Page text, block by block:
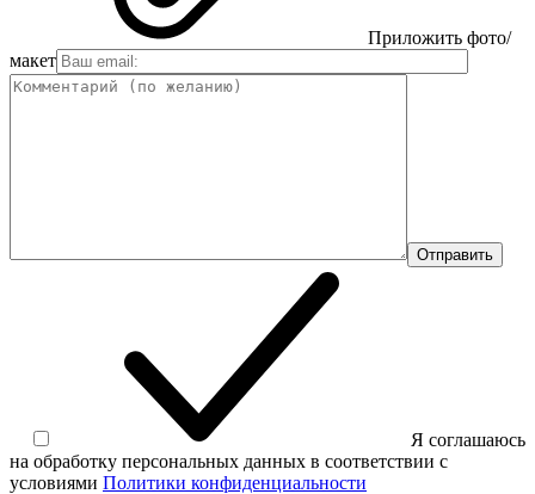
Приложить фото/
макет
Отправить
Я соглашаюсь
на обработку персональных данных в соответствии с
условиями Политики конфиденциальности